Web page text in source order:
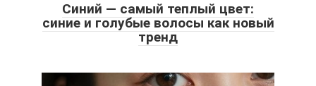
Синий — самый теплый цвет:
синие и голубые волосы как новый
тренд